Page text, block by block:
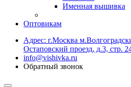
Именная вышивка
Оптовикам
Адрес: г.Москва
Остаповский проезд, д.3, стр.
info@vishivka.ru
Обратный звонок